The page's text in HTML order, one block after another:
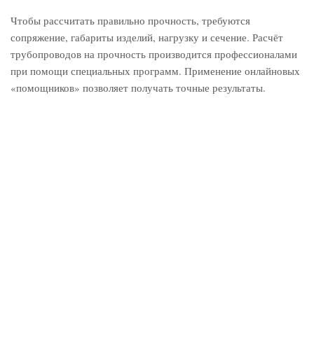
Чтобы рассчитать правильно прочность, требуются
сопряжение, габариты изделий, нагрузку и сечение. Расчёт
трубопроводов на прочность производится профессионалами
при помощи специальных программ. Применение онлайновых
«помощников» позволяет получать точные результаты.